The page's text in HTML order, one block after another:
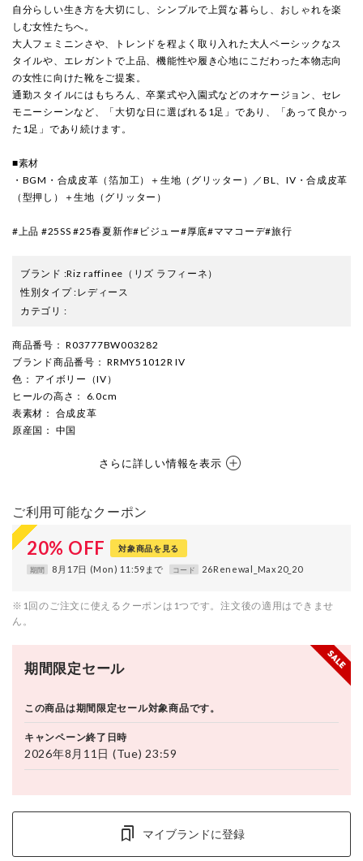
自分らしい生き方を大切にし、シンプルで上質な暮らし、おしゃれを楽
しむ女性たちへ。
大人フェミニンさや、トレンドを程よく取り入れた大人ベーシックなス
タイルや、エレガントで上品、機能性や履き心地にこだわった本物志向
の女性に向けた靴をご提案。
通勤スタイルにはもちろん、卒業式や入園式などのオケージョン、セレ
モニーシーンなど、「大切な日に選ばれる1足」であり、「あって良かっ
た1足」であり続けます。
■素材
・BGM・合成皮革（箔加工）＋生地（グリッター）／BL、IV・合成皮革
（型押し）＋生地（グリッター）
#上品 #25SS #25春夏新作#ビジュー#厚底#ママコーデ#旅行
ブランド :Riz raffinee （リズ ラフィーネ）
性別タイプ:レディース
カテゴリ :
商品番号 ： R03777BW003282
ブランド商品番号 ： RRMY51012R IV
色 ： アイボリー（IV）
ヒールの高さ ： 6.0cm
表素材 ： 合成皮革
原産国 ： 中国
さらに詳しい情報を表示
ご利用可能なクーポン
20% OFF 対象商品を見る
期間 8月17日 (Mon) 11:59まで コード 26Renewal_Max20_20
※1回のご注文に使えるクーポンは1つです。注文後の適用はできませ
ん。
期間限定セール
この商品は期間限定セール対象商品です。
キャンペーン終了日時
2026年8月11日 (Tue) 23:59
マイブランドに登録